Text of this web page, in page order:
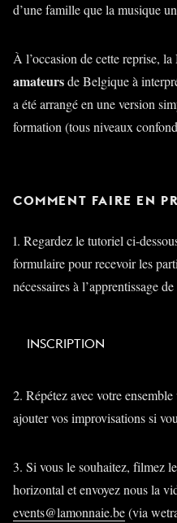
d’une famille que la musique
À l’occasion de cette reprise,
amateursde Belgique à
a été arrangé en une version
formation (tous niveaux
COMMENT FAIRE EN
1. Regardez le tutoriel ci-
formulaire pour recevoir les
nécessaires à l’apprentissage
INSCRIPTION
2. Répétez avec votre
ajouter vos improvisations si
3. Si vous le souhaitez, filmez
horizontal et envoyez nous la
events@lamonnaie.be(via